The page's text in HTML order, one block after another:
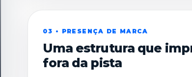
03 • PRESENÇA DE MARCA
Uma estrutura que
fora da pista